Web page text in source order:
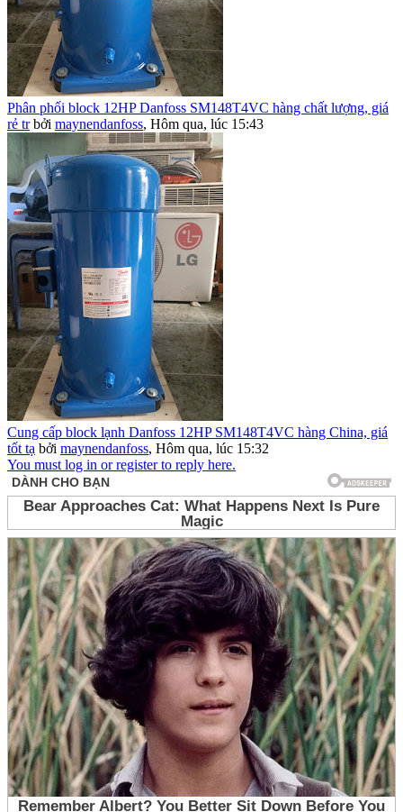
Phân phối block 12HP Danfoss SM148T4VC hàng chất lượng, giá
rẻ tr bởi maynendanfoss, Hôm qua, lúc 15:43
Cung cấp block lạnh Danfoss 12HP SM148T4VC hàng China, giá
tốt tạ bởi maynendanfoss, Hôm qua, lúc 15:32
You must log in or register to reply here.